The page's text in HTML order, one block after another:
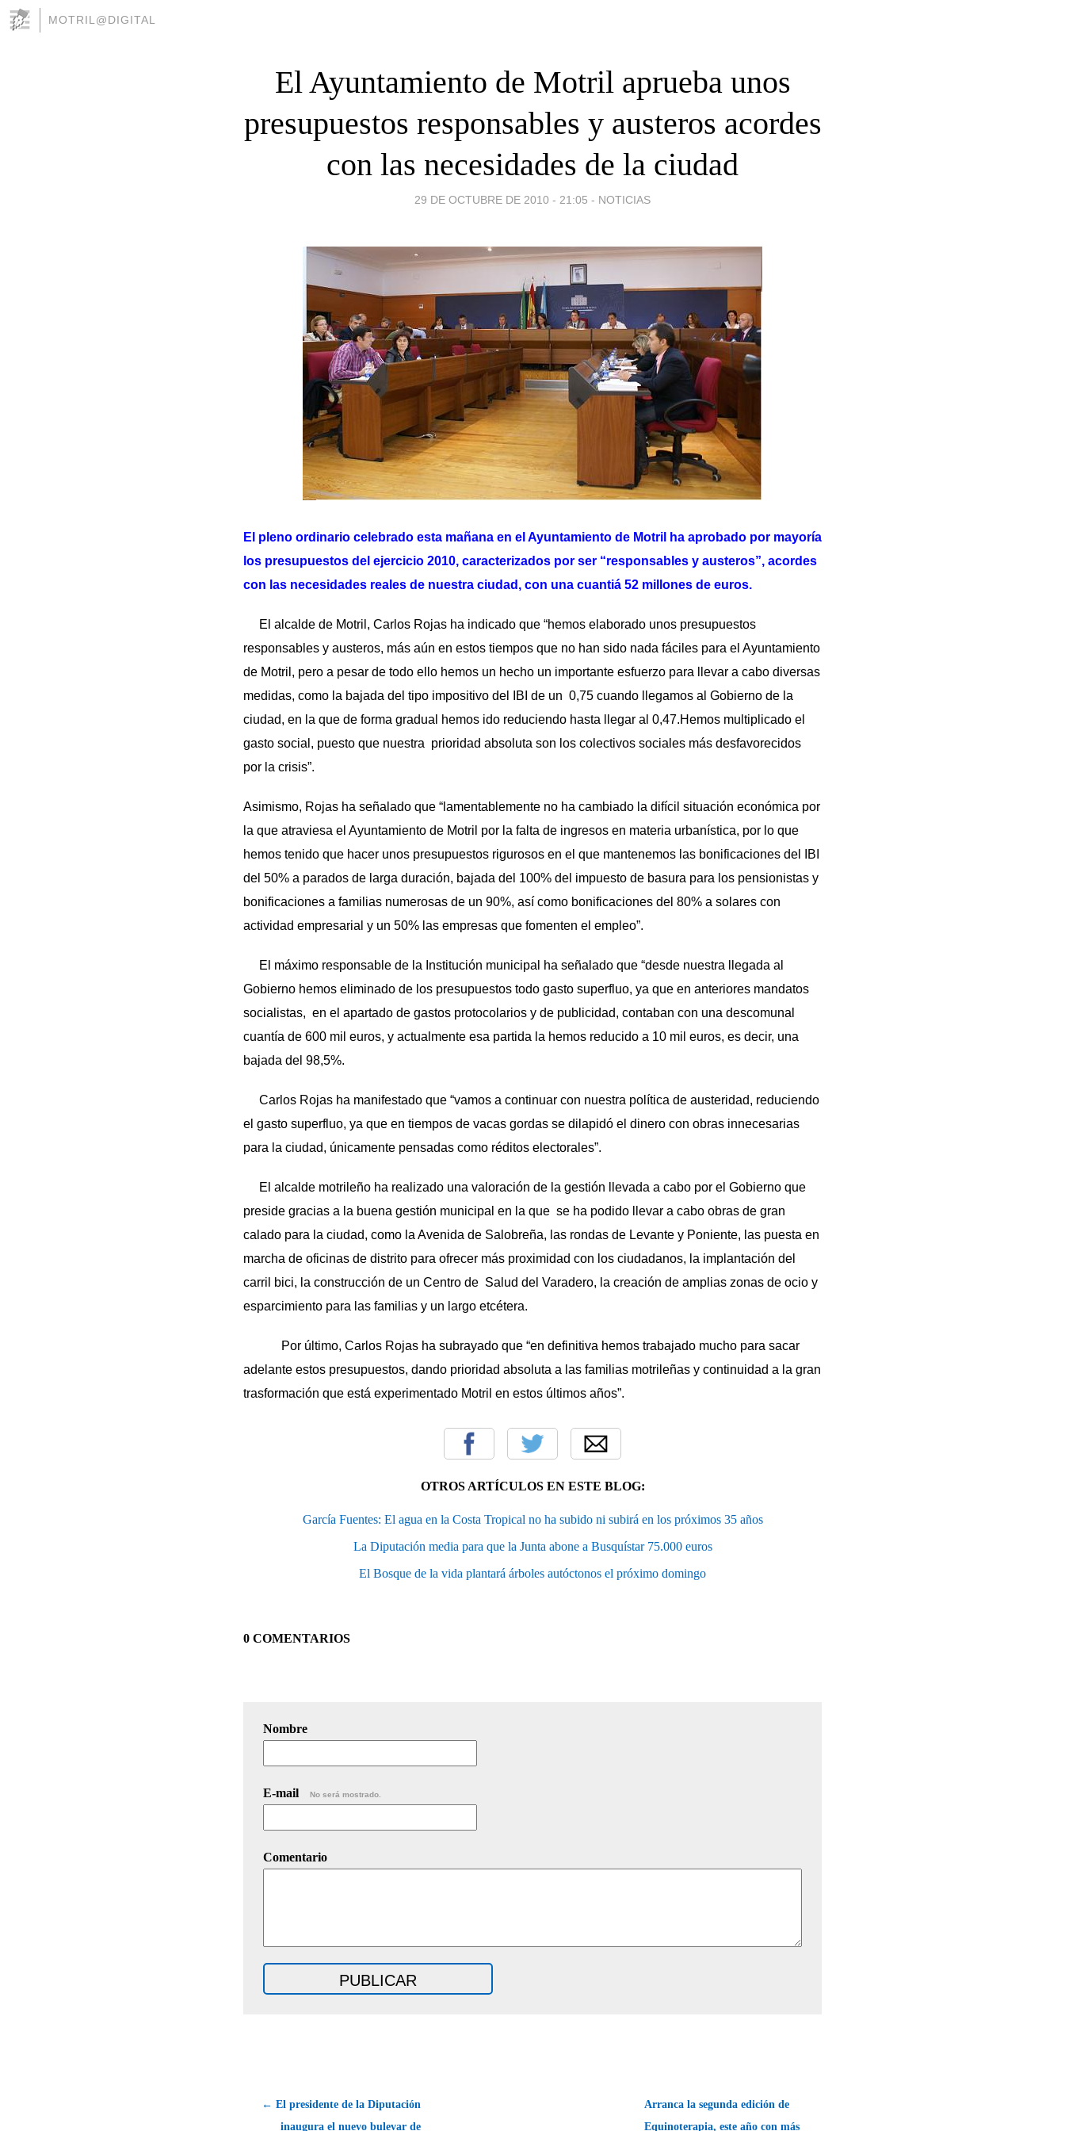
MOTRIL@DIGITAL
El Ayuntamiento de Motril aprueba unos
presupuestos responsables y austeros acordes
con las necesidades de la ciudad
29 DE OCTUBRE DE 2010 - 21:05 - NOTICIAS
El pleno ordinario celebrado esta mañana en el Ayuntamiento de Motril ha aprobado por mayoría
los presupuestos del ejercicio 2010, caracterizados por ser “responsables y austeros”, acordes
con las necesidades reales de nuestra ciudad, con una cuantiá 52 millones de euros.
El alcalde de Motril, Carlos Rojas ha indicado que “hemos elaborado unos presupuestos
responsables y austeros, más aún en estos tiempos que no han sido nada fáciles para el Ayuntamiento
de Motril, pero a pesar de todo ello hemos un hecho un importante esfuerzo para llevar a cabo diversas
medidas, como la bajada del tipo impositivo del IBI de un 0,75 cuando llegamos al Gobierno de la
ciudad, en la que de forma gradual hemos ido reduciendo hasta llegar al 0,47.Hemos multiplicado el
gasto social, puesto que nuestra prioridad absoluta son los colectivos sociales más desfavorecidos
por la crisis”.
Asimismo, Rojas ha señalado que “lamentablemente no ha cambiado la difícil situación económica por
la que atraviesa el Ayuntamiento de Motril por la falta de ingresos en materia urbanística, por lo que
hemos tenido que hacer unos presupuestos rigurosos en el que mantenemos las bonificaciones del IBI
del 50% a parados de larga duración, bajada del 100% del impuesto de basura para los pensionistas y
bonificaciones a familias numerosas de un 90%, así como bonificaciones del 80% a solares con
actividad empresarial y un 50% las empresas que fomenten el empleo”.
El máximo responsable de la Institución municipal ha señalado que “desde nuestra llegada al
Gobierno hemos eliminado de los presupuestos todo gasto superfluo, ya que en anteriores mandatos
socialistas, en el apartado de gastos protocolarios y de publicidad, contaban con una descomunal
cuantía de 600 mil euros, y actualmente esa partida la hemos reducido a 10 mil euros, es decir, una
bajada del 98,5%.
Carlos Rojas ha manifestado que “vamos a continuar con nuestra política de austeridad, reduciendo
el gasto superfluo, ya que en tiempos de vacas gordas se dilapidó el dinero con obras innecesarias
para la ciudad, únicamente pensadas como réditos electorales”.
El alcalde motrileño ha realizado una valoración de la gestión llevada a cabo por el Gobierno que
preside gracias a la buena gestión municipal en la que se ha podido llevar a cabo obras de gran
calado para la ciudad, como la Avenida de Salobreña, las rondas de Levante y Poniente, las puesta en
marcha de oficinas de distrito para ofrecer más proximidad con los ciudadanos, la implantación del
carril bici, la construcción de un Centro de Salud del Varadero, la creación de amplias zonas de ocio y
esparcimiento para las familias y un largo etcétera.
Por último, Carlos Rojas ha subrayado que “en definitiva hemos trabajado mucho para sacar
adelante estos presupuestos, dando prioridad absoluta a las familias motrileñas y continuidad a la gran
trasformación que está experimentado Motril en estos últimos años”.
OTROS ARTÍCULOS EN ESTE BLOG:
García Fuentes: El agua en la Costa Tropical no ha subido ni subirá en los próximos 35 años
La Diputación media para que la Junta abone a Busquístar 75.000 euros
El Bosque de la vida plantará árboles autóctonos el próximo domingo
0 COMENTARIOS
Nombre
E-mail No será mostrado.
Comentario
← El presidente de la Diputación
inaugura el nuevo bulevar de
Arranca la segunda edición de
Equinoterapia, este año con más